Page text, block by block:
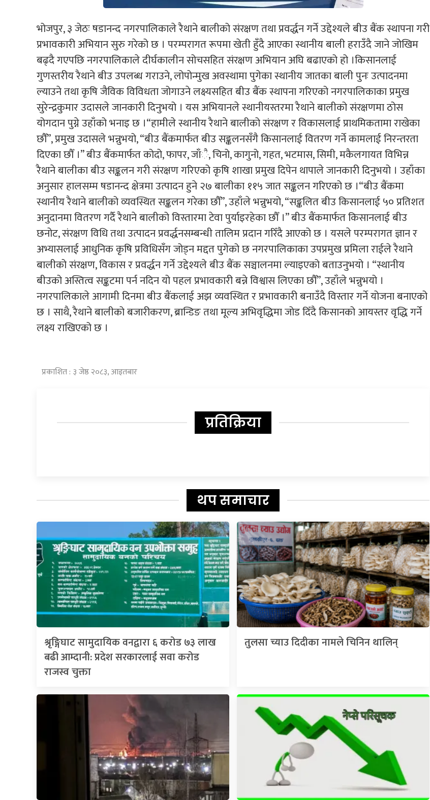
भोजपुर, ३ जेठः षडानन्द नगरपालिकाले रैथाने बालीको संरक्षण तथा प्रवर्द्धन गर्ने उद्देश्यले बीउ बैंक स्थापना गरी
प्रभावकारी अभियान सुरु गरेको छ । परम्परागत रूपमा खेती हुँदै आएका स्थानीय बाली हराउँदै जाने जोखिम
बढ्दै गएपछि नगरपालिकाले दीर्घकालीन सोचसहित संरक्षण अभियान अघि बढाएको हो ।किसानलाई
गुणस्तरीय रैथाने बीउ उपलब्ध गराउने, लोपोन्मुख अवस्थामा पुगेका स्थानीय जातका बाली पुनः उत्पादनमा
ल्याउने तथा कृषि जैविक विविधता जोगाउने लक्ष्यसहित बीउ बैंक स्थापना गरिएको नगरपालिकाका प्रमुख
सुरेन्द्रकुमार उदासले जानकारी दिनुभयो । यस अभियानले स्थानीयस्तरमा रैथाने बालीको संरक्षणमा ठोस
योगदान पुग्ने उहाँको भनाइ छ ।“हामीले स्थानीय रैथाने बालीको संरक्षण र विकासलाई प्राथमिकतामा राखेका
छौँ”, प्रमुख उदासले भन्नुभयो, “बीउ बैंकमार्फत बीउ सङ्कलनसँगै किसानलाई वितरण गर्ने कामलाई निरन्तरता
दिएका छौँ ।” बीउ बैंकमार्फत कोदो, फापर, जाँै, चिनो, कागुनो, गहत, भटमास, सिमी, मकैलगायत विभिन्न
रैथाने बालीका बीउ सङ्कलन गरी संरक्षण गरिएको कृषि शाखा प्रमुख दिपेन थापाले जानकारी दिनुभयो । उहाँका
अनुसार हालसम्म षडानन्द क्षेत्रमा उत्पादन हुने २७ बालीका ११५ जात सङ्कलन गरिएको छ ।“बीउ बैंकमा
स्थानीय रैथाने बालीको व्यवस्थित सङ्कलन गरेका छौँ”, उहाँले भन्नुभयो, “सङ्कलित बीउ किसानलाई ५० प्रतिशत
अनुदानमा वितरण गर्दै रैथाने बालीको विस्तारमा टेवा पुर्याइरहेका छौँ ।” बीउ बैंकमार्फत किसानलाई बीउ
छनोट, संरक्षण विधि तथा उत्पादन प्रवर्द्धनसम्बन्धी तालिम प्रदान गरिँदै आएको छ । यसले परम्परागत ज्ञान र
अभ्यासलाई आधुनिक कृषि प्रविधिसँग जोड्न मद्दत पुगेको छ नगरपालिकाका उपप्रमुख प्रमिला राईले रैथाने
बालीको संरक्षण, विकास र प्रवर्द्धन गर्ने उद्देश्यले बीउ बैंक सञ्चालनमा ल्याइएको बताउनुभयो । “स्थानीय
बीउको अस्तित्व सङ्कटमा पर्न नदिन यो पहल प्रभावकारी बन्ने विश्वास लिएका छौँ”, उहाँले भन्नुभयो ।
नगरपालिकाले आगामी दिनमा बीउ बैंकलाई अझ व्यवस्थित र प्रभावकारी बनाउँदै विस्तार गर्ने योजना बनाएको
छ । साथै, रैथाने बालीको बजारीकरण, ब्रान्डिङ तथा मूल्य अभिवृद्धिमा जोड दिँदै किसानको आयस्तर वृद्धि गर्ने
लक्ष्य राखिएको छ ।
प्रकाशित : ३ जेष्ठ २०८३, आइतबार
प्रतिक्रिया
थप समाचार
श्रृङ्गिघाट सामुदायिक वनद्वारा ६ करोड ७३ लाख
बढी आम्दानी: प्रदेश सरकारलाई सवा करोड
राजस्व चुक्ता
तुलसा च्याउ दिदीका नामले चिनिन थालिन्